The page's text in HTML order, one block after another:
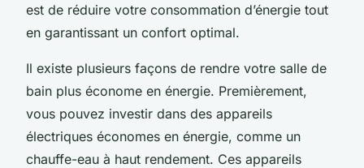
est de réduire votre consommation d’énergie tout
en garantissant un confort optimal.
Il existe plusieurs façons de rendre votre salle de
bain plus économe en énergie. Premièrement,
vous pouvez investir dans des appareils
électriques économes en énergie, comme un
chauffe-eau à haut rendement. Ces appareils